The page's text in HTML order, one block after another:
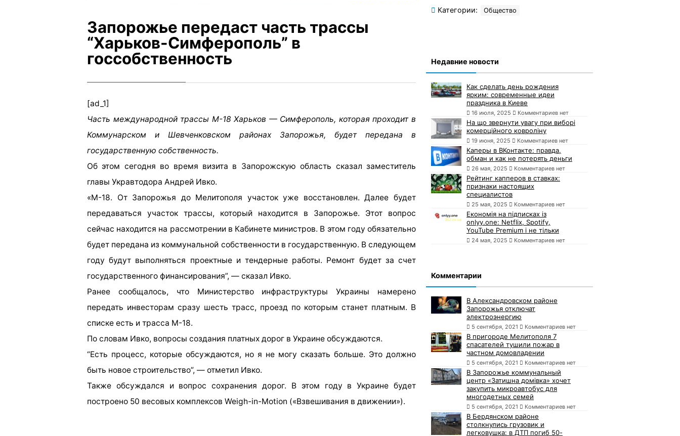
Запорожье передаст часть трассы
“Харьков-Симферополь” в
госсобственность
[ad_1]
Часть международной трассы М-18 Харьков — Симферополь, которая проходит в
Коммунарском и Шевченковском районах Запорожья, будет передана в
государственную собственность.
Об этом сегодня во время визита в Запорожскую область сказал заместитель
главы Укравтодора Андрей Ивко.
«М-18. От Запорожья до Мелитополя участок уже восстановлен. Далее будет
передаваться участок трассы, который находится в Запорожье. Этот вопрос
сейчас находится на рассмотрении в Кабинете министров. В этом году обязательно
будет передана из коммунальной собственности в государственную. В следующем
году будут выполняться проектные и тендерные работы. Ремонт будет за счет
государственного финансирования”, — сказал Ивко.
Ранее сообщалось, что Министерство инфраструктуры Украины намерено
передать инвесторам сразу шесть трасс, проезд по которым станет платным. В
списке есть и трасса М-18.
По словам Ивко, вопросы создания платных дорог в Украине обсуждаются.
“Есть процесс, которые обсуждаются, но я не могу сказать больше. Это должно
быть новое строительство”, — отметил Ивко.
Также обсуждался и вопрос сохранения дорог. В этом году в Украине будет
построено 50 весовых комплексов Weigh-in-Motion («Взвешивания в движении»).
Категории: Общество
Недавние новости
Как сделать день рождения
ярким: современные идеи
праздника в Киеве
16 июля, 2025 Комментариев нет
На що звернути увагу при виборі
комерційного ковроліну
19 июня, 2025 Комментариев нет
Каперы в ВКонтакте: правда,
обман и как не потерять деньги
26 мая, 2025 Комментариев нет
Рейтинг капперов в ставках:
признаки настоящих
специалистов
25 мая, 2025 Комментариев нет
Економія на підписках із
onlyy.one: Netflix, Spotify,
YouTube Premium і не тільки
24 мая, 2025 Комментариев нет
Комментарии
В Александровском районе
Запорожья отключат
электроэнергию
5 сентября, 2021 Комментариев нет
В пригороде Мелитополя 7
спасателей тушили пожар в
частном домовладении
5 сентября, 2021 Комментариев нет
В Запорожье коммунальный
центр «Затишна домівка» хочет
закупить микроавтобус для
многодетных семей
5 сентября, 2021 Комментариев нет
В Бердянском районе
столкнулись грузовик и
легковушка: в ДТП погиб 50-